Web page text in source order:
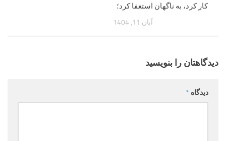
کار کرد، به ناگهان استعفا کرد؛
آبان 11, 1404
دیدگاهتان را بنویسید
دیدگاه *